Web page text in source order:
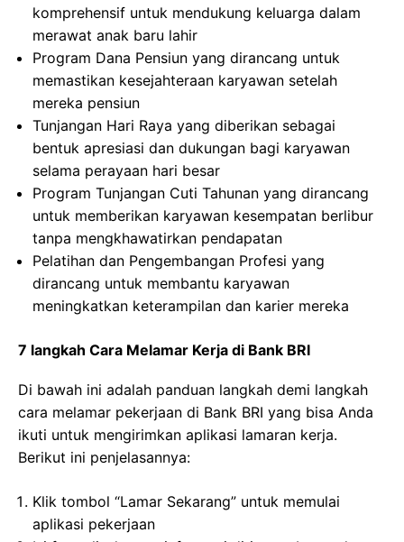
komprehensif untuk mendukung keluarga dalam
merawat anak baru lahir
Program Dana Pensiun yang dirancang untuk
memastikan kesejahteraan karyawan setelah
mereka pensiun
Tunjangan Hari Raya yang diberikan sebagai
bentuk apresiasi dan dukungan bagi karyawan
selama perayaan hari besar
Program Tunjangan Cuti Tahunan yang dirancang
untuk memberikan karyawan kesempatan berlibur
tanpa mengkhawatirkan pendapatan
Pelatihan dan Pengembangan Profesi yang
dirancang untuk membantu karyawan
meningkatkan keterampilan dan karier mereka
7 langkah Cara Melamar Kerja di Bank BRI
Di bawah ini adalah panduan langkah demi langkah
cara melamar pekerjaan di Bank BRI yang bisa Anda
ikuti untuk mengirimkan aplikasi lamaran kerja.
Berikut ini penjelasannya:
Klik tombol “Lamar Sekarang” untuk memulai
aplikasi pekerjaan